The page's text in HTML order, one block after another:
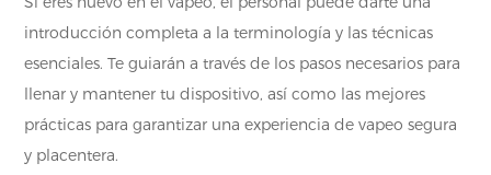
introducción completa a la terminología y las técnicas
esenciales. Te guiarán a través de los pasos necesarios para
llenar y mantener tu dispositivo, así como las mejores
prácticas para garantizar una experiencia de vapeo segura
y placentera.